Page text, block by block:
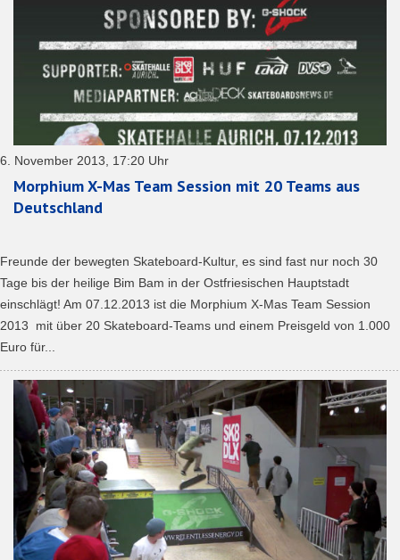
6. November 2013, 17:20 Uhr
Morphium X-Mas Team Session mit 20 Teams aus
Deutschland
Freunde der bewegten Skateboard-Kultur, es sind fast nur noch 30
Tage bis der heilige Bim Bam in der Ostfriesischen Hauptstadt
einschlägt! Am 07.12.2013 ist die Morphium X-Mas Team Session
2013 mit über 20 Skateboard-Teams und einem Preisgeld von 1.000
Euro für...